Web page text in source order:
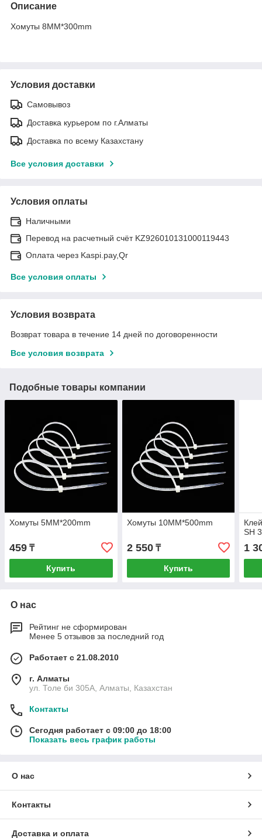
Описание
Хомуты 8MM*300mm
Условия доставки
Самовывоз
Доставка курьером по г.Алматы
Доставка по всему Казахстану
Все условия доставки
Условия оплаты
Наличными
Перевод на расчетный счёт KZ926010131000119443
Оплата через Kaspi.pay,Qr
Все условия оплаты
Условия возврата
Возврат товара в течение 14 дней по договоренности
Все условия возврата
Подобные товары компании
Хомуты 5MM*200mm
459 ₸
Купить
Хомуты 10MM*500mm
2 550₸
Купить
SH
1
О нас
Рейтинг не сформирован
Менее 5 отзывов за последний год
Работает с 21.08.2010
г. Алматы
ул. Толе би 305А, Алматы, Казахстан
Контакты
Сегодня работает с 09:00 до 18:00
Показать весь график работы
О нас
Контакты
Доставка и оплата